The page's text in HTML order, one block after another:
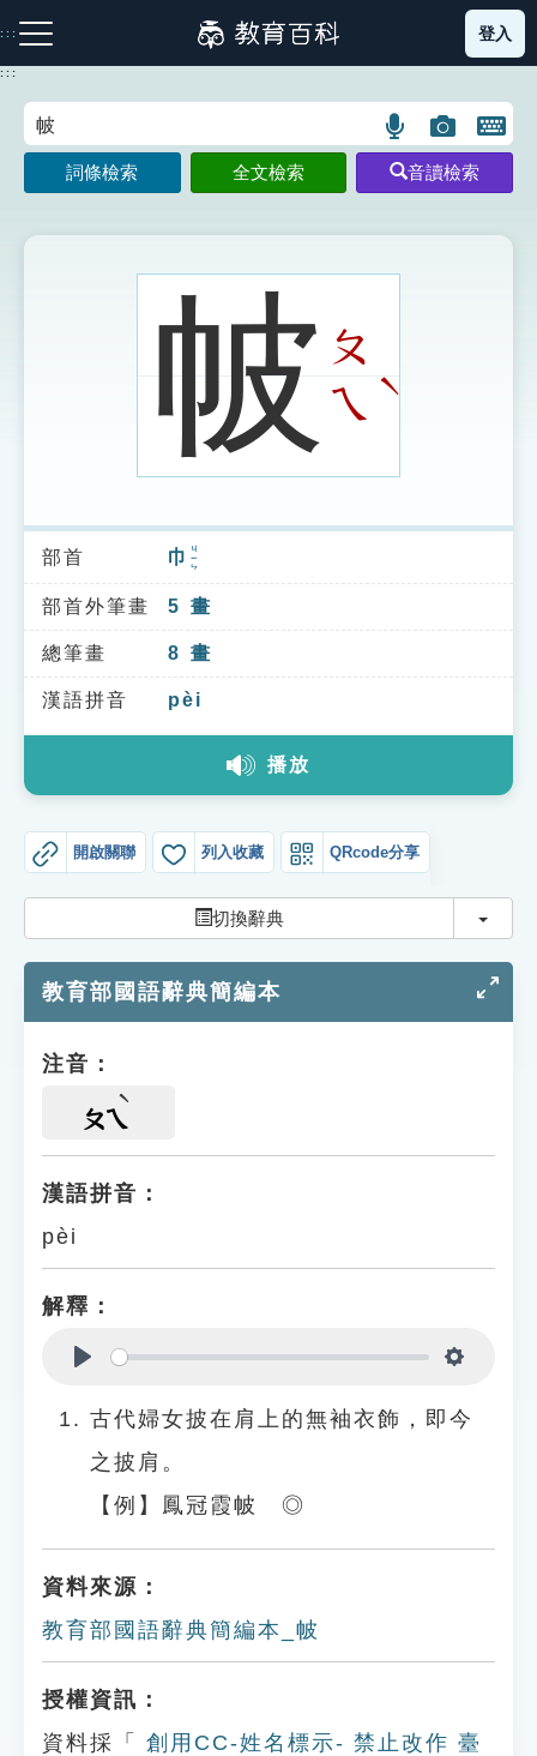
到
主
:::
注音索引圖示 筆畫索引圖示 部首索引表圖示
索引選單
知識索引
單字索引
生命大百科索引
教學應用
登入
:::
語
言
搜
示
圖
片
搜
開
鍵
圖
詞條檢索 全文檢索 音讀檢索
帔 ㄆ
ㄟˋ
部首 巾 ㄐㄧㄣ
部首外筆畫 5 畫
總筆畫 8 畫
漢語拼音 pèi
播放
開啟關聯 列入收藏 QRcode分享
切換辭典 切換
教育部國語辭典簡編本
注音：
ㄆㄟ
漢語拼音：
pèi
解釋：
古代婦女披在肩上的無袖衣飾，即今
之披肩。
【例】鳳冠霞帔 ◎
資料來源：
教育部國語辭典簡編本_帔
授權資訊：
資料採「
創用CC-姓名標示- 禁止改作 臺